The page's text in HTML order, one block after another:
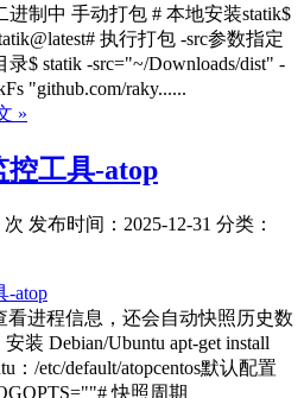
制中 手动打包 # 本地安装statik$
执行打包 -src参数指定
$ statik -src="~/Downloads/dist" -
"github.com/raky......
»
控工具-atop
次 发布时间：2025-12-31 分类：
看进程信息，还会自动快照历史数
装 Debian/Ubuntu apt-get install
：/etc/default/atopcentos默认配置
快照周期